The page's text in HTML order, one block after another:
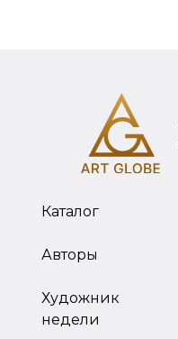
Каталог
Авторы
Художник
недели